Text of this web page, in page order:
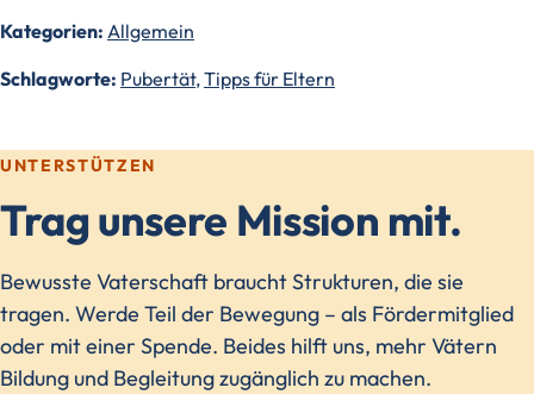
Kategorien: Allgemein
Schlagworte: Pubertät,Tipps für Eltern
UNTERSTÜTZEN
Trag unsere Mission mit.
Bewusste Vaterschaft braucht Strukturen, die sie
tragen. Werde Teil der Bewegung – als Fördermitglied
oder mit einer Spende. Beides hilft uns, mehr Vätern
Bildung und Begleitung zugänglich zu machen.